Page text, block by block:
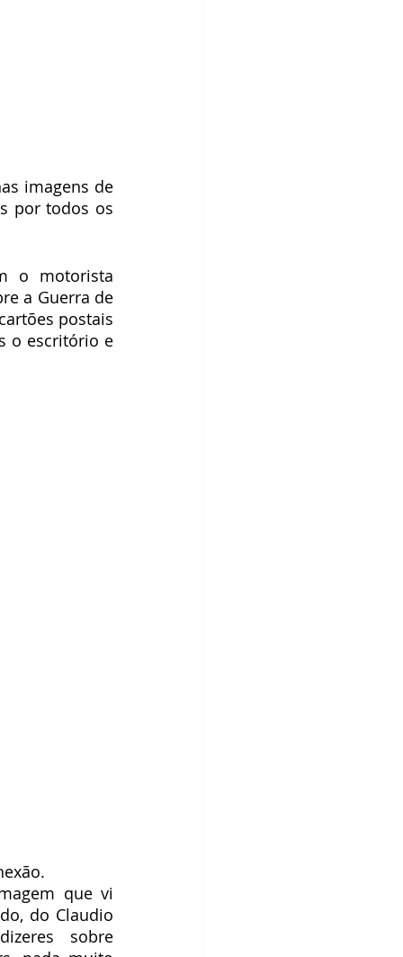
imagens de
por todos os
o motorista
a Guerra de
postais
o escritório e
que vi
do Claudio
sobre